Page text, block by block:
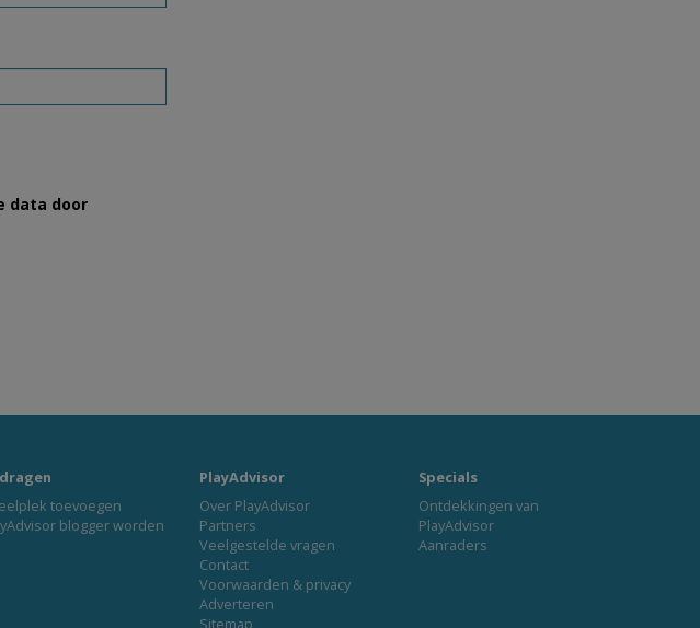
data door
toevoegen
blogger worden
PlayAdvisor
Over PlayAdvisor
Partners
Veelgestelde vragen
Contact
Voorwaarden & privacy
Adverteren
Sitemap
Specials
Ontdekkingen van
PlayAdvisor
Aanraders